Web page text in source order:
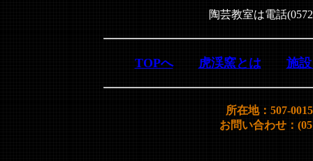
陶芸教室は電話
TOPへ 虎渓窯とは 施
所在地：507-
お問い合わせ：